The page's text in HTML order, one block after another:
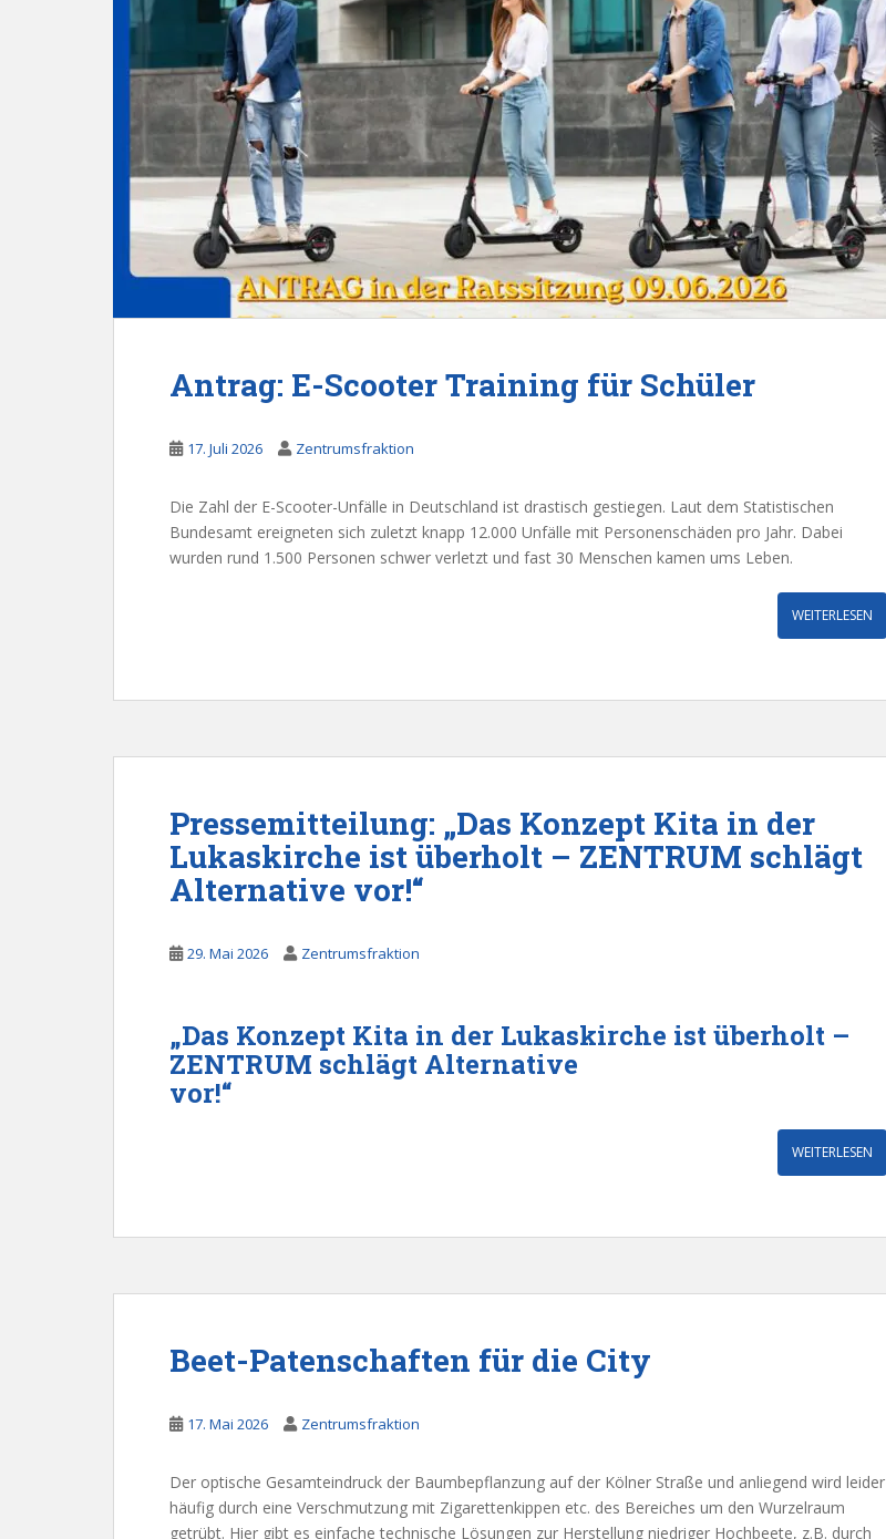
Antrag: E-Scooter Training für Schüler
17. Juli 2026 Zentrumsfraktion
Die Zahl der E-Scooter-Unfälle in Deutschland ist drastisch gestiegen. Laut dem Statistischen
Bundesamt ereigneten sich zuletzt knapp 12.000 Unfälle mit Personenschäden pro Jahr. Dabei
wurden rund 1.500 Personen schwer verletzt und fast 30 Menschen kamen ums Leben.
WEITERLESEN
Pressemitteilung: „Das Konzept Kita in der
Lukaskirche ist überholt – ZENTRUM schlägt
Alternative vor!“
29. Mai 2026 Zentrumsfraktion
„Das Konzept Kita in der Lukaskirche ist überholt –
ZENTRUM schlägt Alternative
vor!“
WEITERLESEN
Beet-Patenschaften für die City
17. Mai 2026 Zentrumsfraktion
Der optische Gesamteindruck der Baumbepflanzung auf der Kölner Straße und anliegend wird leider
häufig durch eine Verschmutzung mit Zigarettenkippen etc. des Bereiches um den Wurzelraum
getrübt. Hier gibt es einfache technische Lösungen zur Herstellung niedriger Hochbeete, z.B. durch